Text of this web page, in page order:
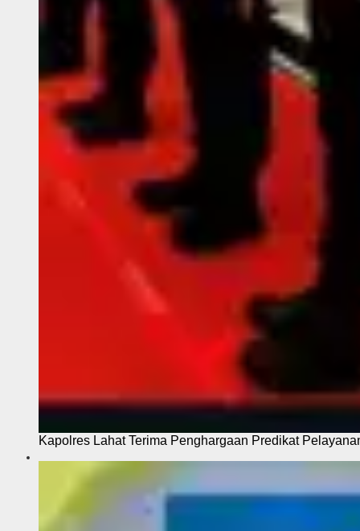
Kapolres Lahat Terima Penghargaan Predikat